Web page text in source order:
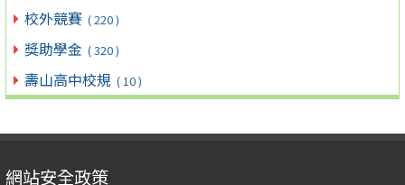
校外競賽 ( 220 )
獎助學金 ( 320 )
壽山高中校規 ( 10 )
網站安全政策